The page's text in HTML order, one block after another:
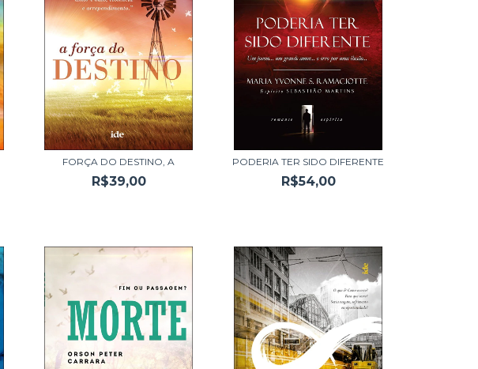
FORÇA DO DESTINO, A
R$39,00
PODERIA TER SIDO DIFERENTE
R$54,00